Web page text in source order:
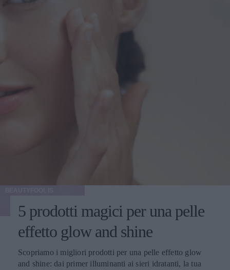
5 prodotti magici per una pelle
effetto glow and shine
Scopriamo i migliori prodotti per una pelle effetto glow
and shine: dai primer illuminanti ai sieri idratanti, la tua